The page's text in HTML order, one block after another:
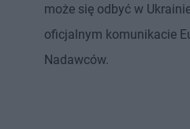
może się odbyć w
oficjalnym komunikacie
Nadawców.